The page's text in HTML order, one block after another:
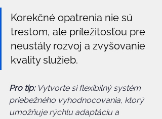
Korekčné opatrenia nie sú
trestom, ale príležitosťou pre
neustály rozvoj a zvyšovanie
kvality služieb.
Pro tip: Vytvorte si flexibilný systém
priebežného vyhodnocovania, ktorý
umožňuje rýchlu adaptáciu a